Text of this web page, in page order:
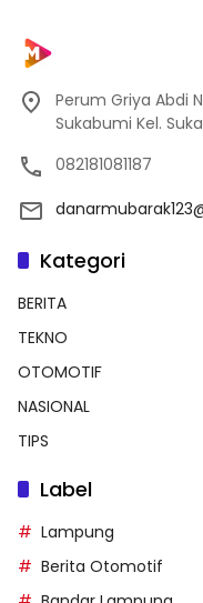
Perum Griya Abdi
Sukabumi Kel.
082181081187
Kategori
BERITA
TEKNO
OTOMOTIF
NASIONAL
TIPS
Label
Lampung
Berita Otomotif